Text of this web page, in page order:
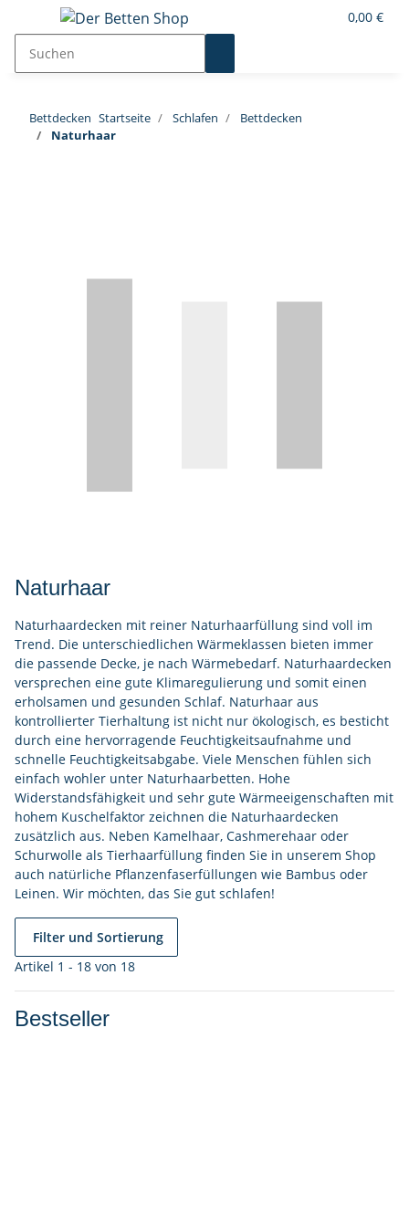
0,00 €
Bettdecken Startseite Schlafen
Bettdecken
Naturhaar
Naturhaar
Naturhaardecken mit reiner Naturhaarfüllung sind voll im
Trend. Die unterschiedlichen Wärmeklassen bieten immer
die passende Decke, je nach Wärmebedarf. Naturhaardecken
versprechen eine gute Klimaregulierung und somit einen
erholsamen und gesunden Schlaf. Naturhaar aus
kontrollierter Tierhaltung ist nicht nur ökologisch, es besticht
durch eine hervorragende Feuchtigkeitsaufnahme und
schnelle Feuchtigkeitsabgabe. Viele Menschen fühlen sich
einfach wohler unter Naturhaarbetten. Hohe
Widerstandsfähigkeit und sehr gute Wärmeeigenschaften mit
hohem Kuschelfaktor zeichnen die Naturhaardecken
zusätzlich aus. Neben Kamelhaar, Cashmerehaar oder
Schurwolle als Tierhaarfüllung finden Sie in unserem Shop
auch natürliche Pflanzenfaserfüllungen wie Bambus oder
Leinen. Wir möchten, das Sie gut schlafen!
Filter und Sortierung
Artikel 1 - 18 von 18
Bestseller